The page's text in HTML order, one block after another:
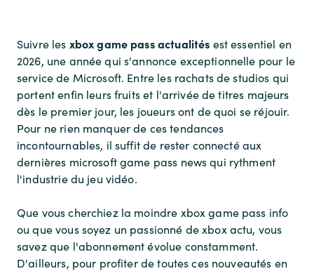
Suivre les xbox game pass actualités est essentiel en
2026, une année qui s'annonce exceptionnelle pour le
service de Microsoft. Entre les rachats de studios qui
portent enfin leurs fruits et l'arrivée de titres majeurs
dès le premier jour, les joueurs ont de quoi se réjouir.
Pour ne rien manquer de ces tendances
incontournables, il suffit de rester connecté aux
dernières microsoft game pass news qui rythment
l'industrie du jeu vidéo.
Que vous cherchiez la moindre xbox game pass info
ou que vous soyez un passionné de xbox actu, vous
savez que l'abonnement évolue constamment.
D'ailleurs, pour profiter de toutes ces nouveautés en